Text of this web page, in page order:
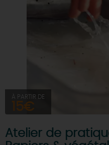
À PARTIR DE
15€
Atelier de